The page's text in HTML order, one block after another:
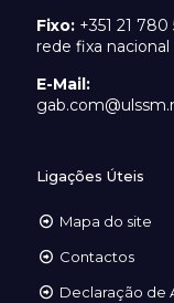
Fixo: +351 21
rede fixa nacional
E-Mail:
Ligações Úteis
Mapa do site
Contactos
Declaração de